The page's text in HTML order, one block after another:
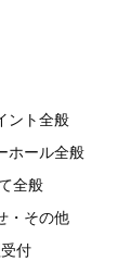
ント全般
ホール全般
全般
・その他
付